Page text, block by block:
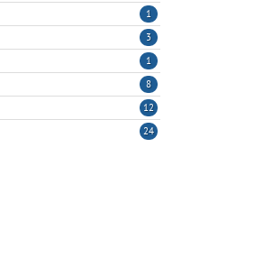
1
3
1
8
12
24